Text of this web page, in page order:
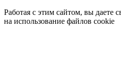
Работая с этим сайтом, вы даете
на использование файлов cookie